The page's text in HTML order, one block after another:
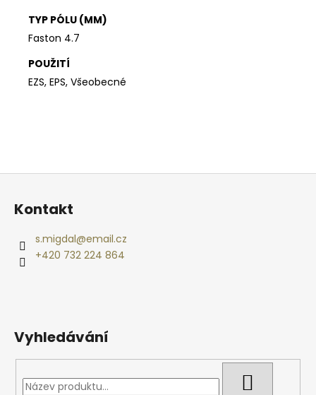
TYP PÓLU (MM)
Faston 4.7
POUŽITÍ
EZS, EPS, Všeobecné
Z
Kontakt
s.migdal@email.cz
+420 732 224 864
Vyhledávání